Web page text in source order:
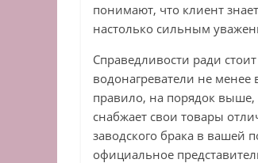
понимают, что клиент
настолько сильным
Справедливости ради
водонагреватели не менее
правило, на порядок выше,
снабжает свои товары
заводского брака в вашей
официальное